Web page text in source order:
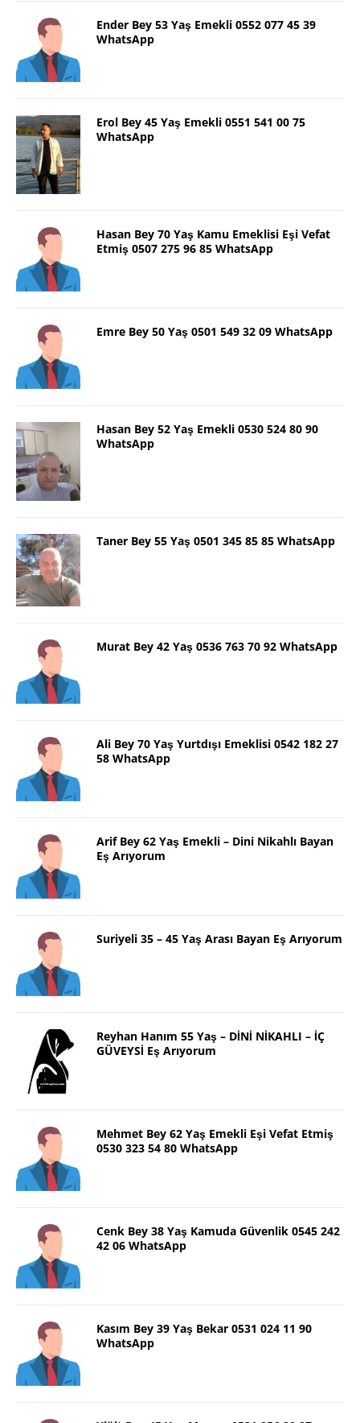
Ender Bey 53 Yaş Emekli 0552 077 45 39
WhatsApp
Erol Bey 45 Yaş Emekli 0551 541 00 75
WhatsApp
Hasan Bey 70 Yaş Kamu Emeklisi Eşi Vefat
Etmiş 0507 275 96 85 WhatsApp
Emre Bey 50 Yaş 0501 549 32 09 WhatsApp
Hasan Bey 52 Yaş Emekli 0530 524 80 90
WhatsApp
Taner Bey 55 Yaş 0501 345 85 85 WhatsApp
Murat Bey 42 Yaş 0536 763 70 92 WhatsApp
Ali Bey 70 Yaş Yurtdışı Emeklisi 0542 182 27
58 WhatsApp
Arif Bey 62 Yaş Emekli – Dini Nikahlı Bayan
Eş Arıyorum
Suriyeli 35 – 45 Yaş Arası Bayan Eş Arıyorum
Reyhan Hanım 55 Yaş – DİNİ NİKAHLI – İÇ
GÜVEYSİ Eş Arıyorum
Mehmet Bey 62 Yaş Emekli Eşi Vefat Etmiş
0530 323 54 80 WhatsApp
Cenk Bey 38 Yaş Kamuda Güvenlik 0545 242
42 06 WhatsApp
Kasım Bey 39 Yaş Bekar 0531 024 11 90
WhatsApp